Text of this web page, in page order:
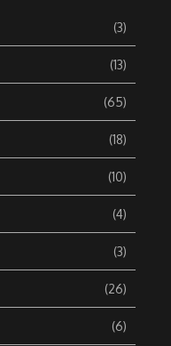
(3)
(13)
(65)
(18)
(10)
(4)
(3)
(26)
(6)